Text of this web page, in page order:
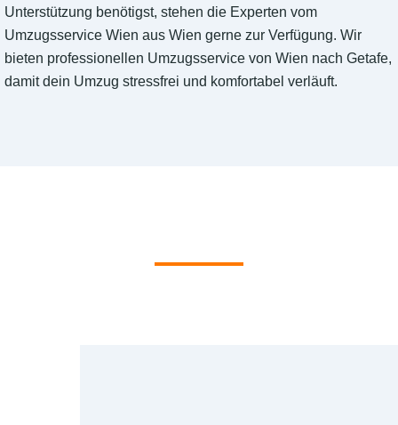
Unterstützung benötigst, stehen die Experten vom
Umzugsservice Wien aus Wien gerne zur Verfügung. Wir
bieten professionellen Umzugsservice von Wien nach Getafe,
damit dein Umzug stressfrei und komfortabel verläuft.